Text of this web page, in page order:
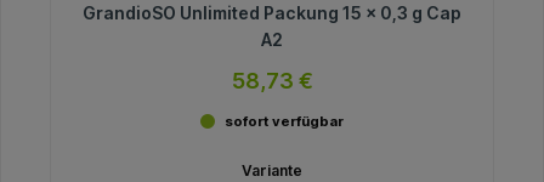
GrandioSO Unlimited Packung 15 x 0,3 g Cap
A2
58,73 €
sofort verfügbar
Variante